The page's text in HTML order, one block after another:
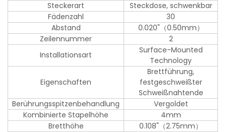
Steckerart
Steckdose, schwenkbar
Fädenzahl
30
Abstand
0.020"（0.50mm）
Zeilennummer
2
Installationsart
Surface-Mounted
Technology
Eigenschaften
Brettführung,
festgeschweißter
Schweißnahtende
Berührungsspitzenbehandlung
Vergoldet
Kombinierte Stapelhöhe
4mm
Bretthöhe
0.108"（2.75mm）